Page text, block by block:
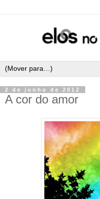
2 de junho de 2012
A cor do amor